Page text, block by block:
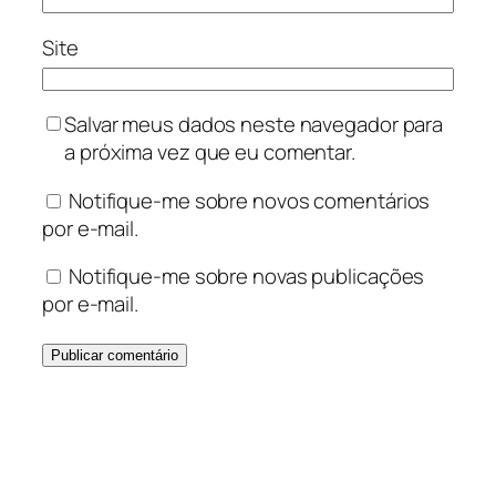
Site
Salvar meus dados neste navegador para
a próxima vez que eu comentar.
Notifique-me sobre novos comentários
por e-mail.
Notifique-me sobre novas publicações
por e-mail.